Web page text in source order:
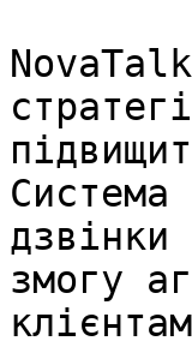
Система
змогу